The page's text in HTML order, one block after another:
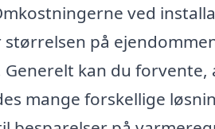
ved
på
kan du
mange forskellige